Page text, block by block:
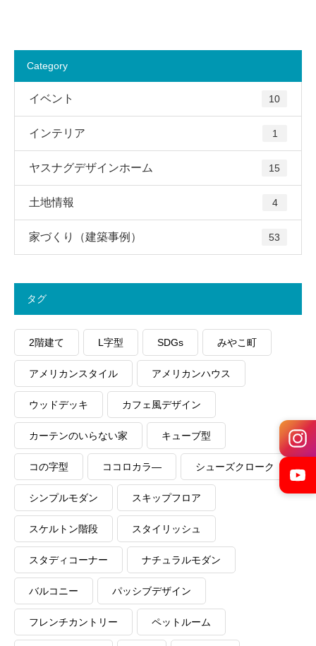
Category
イベント 10
インテリア 1
ヤスナグデザインホーム 15
土地情報 4
家づくり（建築事例） 53
タグ
2階建て L字型 SDGs みやこ町
アメリカンスタイル アメリカンハウス
ウッドデッキ カフェ風デザイン
カーテンのいらない家 キューブ型
コの字型 ココロカラ― シューズクローク
シンプルモダン スキップフロア
スケルトン階段 スタイリッシュ
スタディコーナー ナチュラルモダン
バルコニー パッシブデザイン
フレンチカントリー ペットルーム